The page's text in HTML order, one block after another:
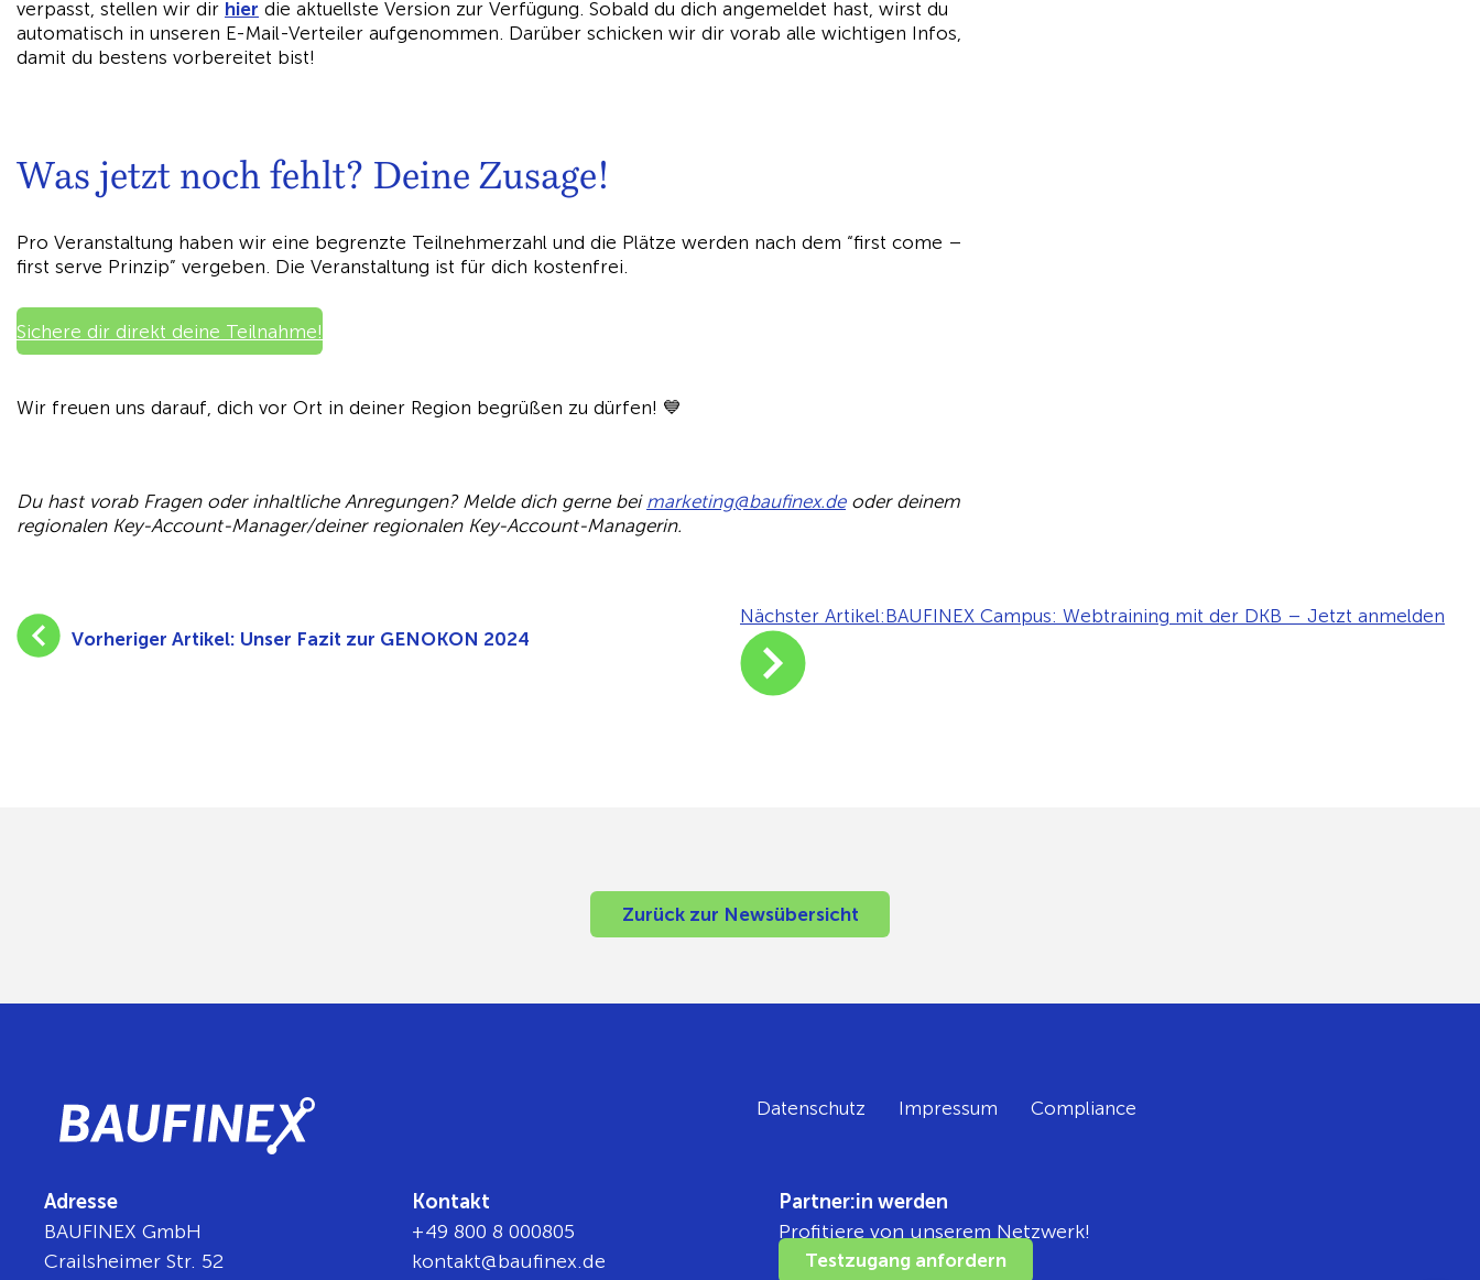
verpasst, stellen wir dir hier die aktuellste Version zur Verfügung. Sobald du dich angemeldet hast, wirst du
automatisch in unseren E-Mail-Verteiler aufgenommen. Darüber schicken wir dir vorab alle wichtigen Infos,
damit du bestens vorbereitet bist!
Was jetzt noch fehlt? Deine Zusage!
Pro Veranstaltung haben wir eine begrenzte Teilnehmerzahl und die Plätze werden nach dem “first come –
first serve Prinzip” vergeben. Die Veranstaltung ist für dich kostenfrei.
Sichere dir direkt deine Teilnahme!
Wir freuen uns darauf, dich vor Ort in deiner Region begrüßen zu dürfen! 💙
Du hast vorab Fragen oder inhaltliche Anregungen? Melde dich gerne bei ed.xe
nifua
b@gni
tekra
m
oder deinem
regionalen Key-Account-Manager/deiner regionalen Key-Account-Managerin.
Vorheriger Artikel: Unser Fazit zur GENOKON 2024
Nächster Artikel:BAUFINEX Campus: Webtraining mit der DKB – Jetzt anmelden
Zurück zur Newsübersicht
Datenschutz Impressum Compliance
Adresse
BAUFINEX GmbH
Crailsheimer Str. 52
Kontakt
+49 800 8 000805
ed.xe
nifua
b@tka
tnok
Partner:in werden
Profitiere von unserem Netzwerk!
Testzugang anfordern